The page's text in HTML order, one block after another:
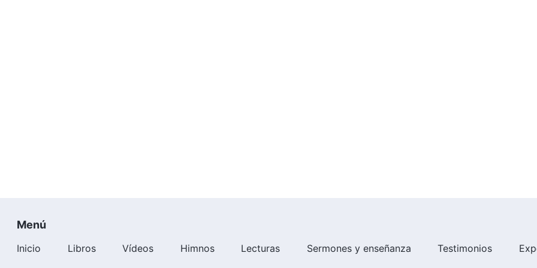
Menú
Inicio Libros Vídeos Himnos Lecturas Sermones y enseñanza Testimonios